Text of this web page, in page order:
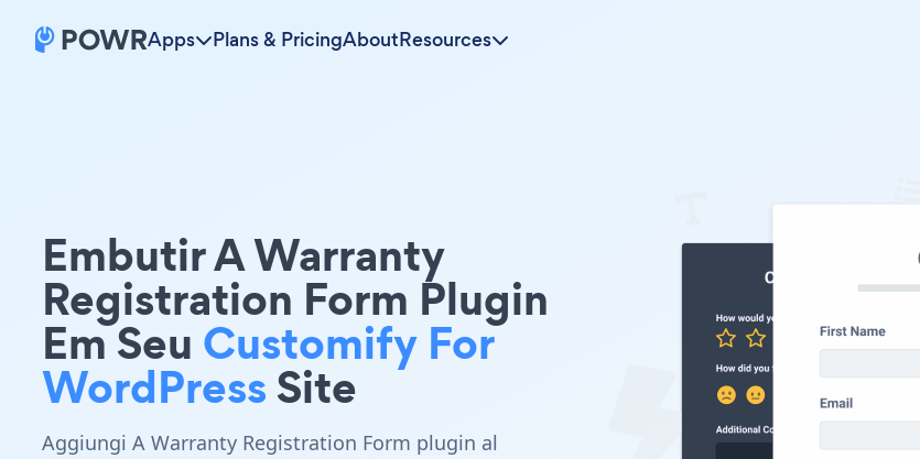
Apps Plans & PricingAboutResources
Embutir A Warranty
Registration Form Plugin
Em Seu Customify For
WordPressSite
Aggiungi A Warranty Registration Form plugin al